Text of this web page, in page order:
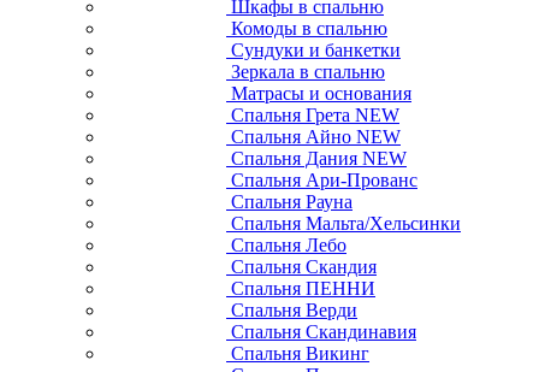
Шкафы в спальню
Комоды в спальню
Сундуки и банкетки
Зеркала в спальню
Матрасы и основания
Спальня Грета NEW
Спальня Айно NEW
Спальня Дания NEW
Спальня Ари-Прованс
Спальня Рауна
Спальня Мальта/Хельсинки
Спальня Лебо
Спальня Скандия
Спальня ПЕННИ
Спальня Верди
Спальня Скандинавия
Спальня Викинг